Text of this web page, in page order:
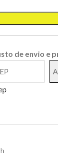
de envio e